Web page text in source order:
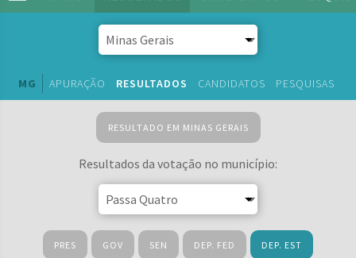
MG APURAÇÃO RESULTADOS CANDIDATOS PESQUISAS
RESULTADO EM MINAS GERAIS
Resultados da votação no município:
PRES GOV SEN DEP. FED DEP. EST